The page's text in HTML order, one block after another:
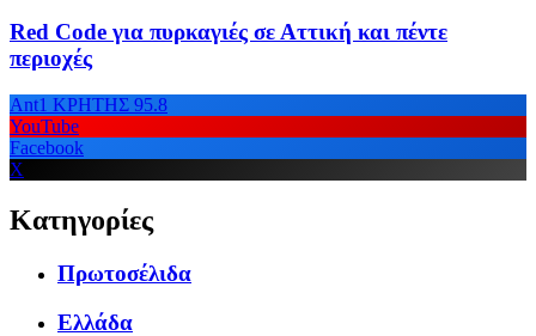
Red Code για πυρκαγιές σε Αττική και πέντε
περιοχές
Ant1 ΚΡΗΤΗΣ 95.8
YouTube
Facebook
X
Κατηγορίες
Πρωτοσέλιδα
Ελλάδα